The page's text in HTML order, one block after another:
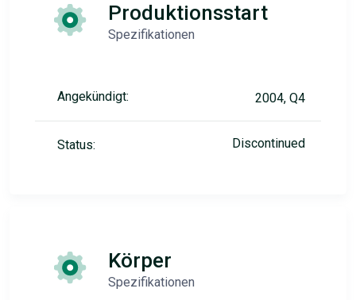
Produktionsstart
Spezifikationen
Angekündigt: 2004, Q4
Status: Discontinued
Körper
Spezifikationen